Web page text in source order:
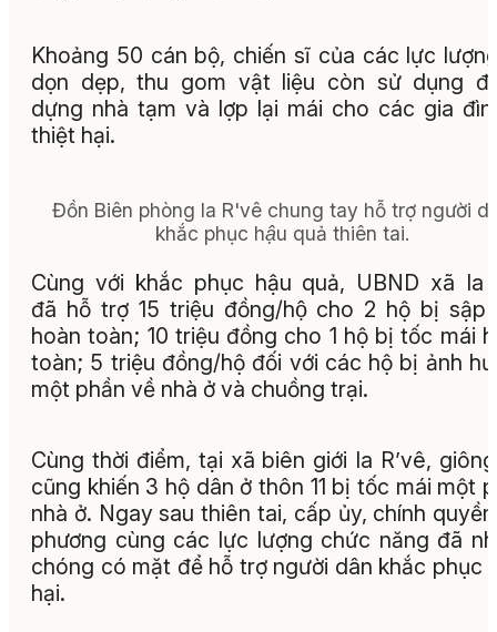
Khoảng 50 cán bộ, chiến sĩ của các lực
dọn dẹp, thu gom vật liệu còn sử dụng
dựng nhà tạm và lợp lại mái cho các gia
thiệt hại.
Đồn Biên phòng Ia R'vê chung tay hỗ trợ người
khắc phục hậu quả thiên tai.
Cùng với khắc phục hậu quả, UBND xã Ia
đã hỗ trợ 15 triệu đồng/hộ cho 2 hộ bị sập
hoàn toàn; 10 triệu đồng cho 1 hộ bị tốc mái
toàn; 5 triệu đồng/hộ đối với các hộ bị ảnh
một phần về nhà ở và chuồng trại.
Cùng thời điểm, tại xã biên giới Ia R’vê,
cũng khiến 3 hộ dân ở thôn 11 bị tốc mái một
nhà ở. Ngay sau thiên tai, cấp ủy, chính
phương cùng các lực lượng chức năng đã
chóng có mặt để hỗ trợ người dân khắc phục
hại.